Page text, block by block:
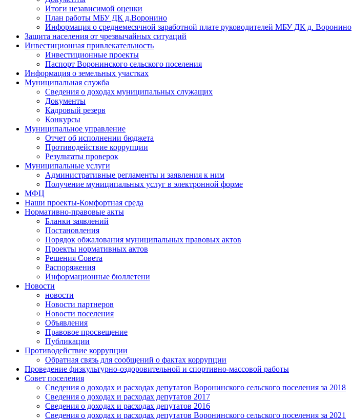
Итоги независимой оценки
План работы МБУ ДК д.Воронино
Информация о среднемесячной заработной плате руководителей МБУ ДК д. Воронино
Защита населения от чрезвычайных ситуаций
Инвестиционная привлекательность
Инвестиционные проекты
Паспорт Воронинского сельского поселения
Информация о земельных участках
Муниципальная служба
Сведения о доходах муниципальных служащих
Документы
Кадровый резерв
Конкурсы
Муниципальное управление
Отчет об исполнении бюджета
Противодействие коррупции
Результаты проверок
Муниципальные услуги
Административные регламенты и заявления к ним
Получение муниципальных услуг в электронной форме
МФЦ
Наши проекты-Комфортная среда
Нормативно-правовые акты
Бланки заявлений
Постановления
Порядок обжалования муниципальных правовых актов
Проекты нормативных актов
Решения Совета
Распоряжения
Информационные бюллетени
Новости
новости
Новости партнеров
Новости поселения
Объявления
Правовое просвещение
Публикации
Противодействие коррупции
Обратная связь для сообщений о фактах коррупции
Проведение физкультурно-оздоровительной и спортивно-массовой работы
Совет поселения
Сведения о доходах и расходах депутатов Воронинского сельского поселения за 2018
Сведения о доходах и расходах депутатов 2017
Сведения о доходах и расходах депутатов 2016
Сведения о доходах и расходах депутатов Воронинского сельского поселения за 2021